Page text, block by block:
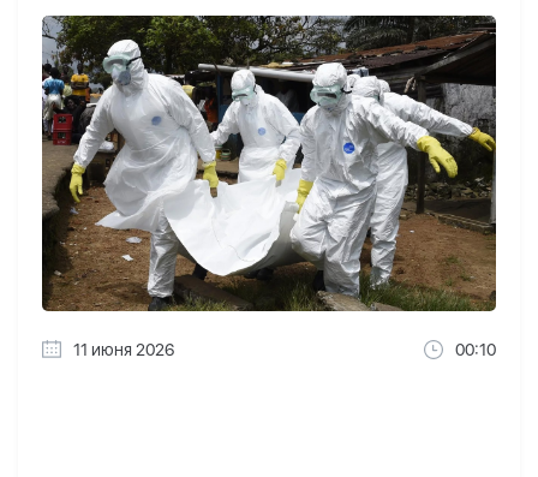
11 июня 2026 00:10